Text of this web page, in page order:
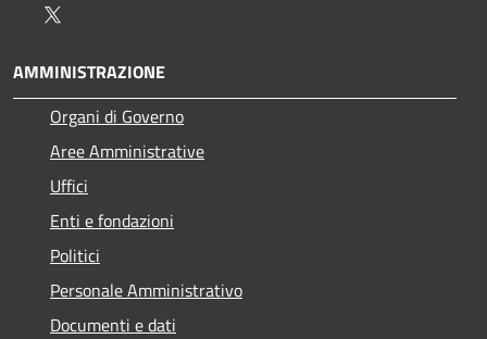
AMMINISTRAZIONE
Organi di Governo
Aree Amministrative
Uffici
Enti e fondazioni
Politici
Personale Amministrativo
Documenti e dati